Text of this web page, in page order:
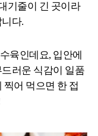
기줄이 긴 곳이라
다.
육인데요, 입안에
러운 식감이 일품
찍어 먹으면 한 접